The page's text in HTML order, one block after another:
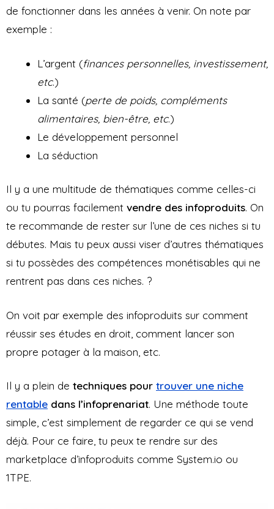
de fonctionner dans les années à venir. On note par
exemple :
L’argent (finances personnelles, investissement,
etc.)
La santé (perte de poids, compléments
alimentaires, bien-être, etc.)
Le développement personnel
La séduction
Il y a une multitude de thématiques comme celles-ci
ou tu pourras facilement vendre des infoproduits. On
te recommande de rester sur l’une de ces niches si tu
débutes. Mais tu peux aussi viser d’autres thématiques
si tu possèdes des compétences monétisables qui ne
rentrent pas dans ces niches. ?
On voit par exemple des infoproduits sur comment
réussir ses études en droit, comment lancer son
propre potager à la maison, etc.
Il y a plein de techniques pour trouver une niche
rentable dans l’infoprenariat. Une méthode toute
simple, c’est simplement de regarder ce qui se vend
déjà. Pour ce faire, tu peux te rendre sur des
marketplace d’infoproduits comme System.io ou
1TPE.